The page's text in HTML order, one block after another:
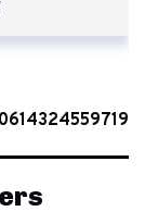
0614324559719